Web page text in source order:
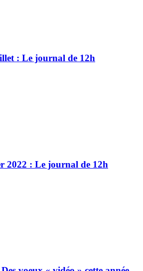
: Le journal de 12h
2022 : Le journal de 12h